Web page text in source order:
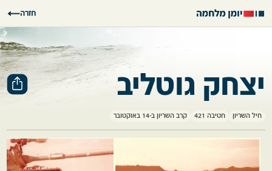
חזרה
יצחק גוטליב
חיל השריון חטיבה 421 קרב השריון ב-14 באוקטובר